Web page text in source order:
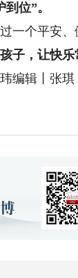
位”。
个平安、
子，让快乐
编辑丨张琪